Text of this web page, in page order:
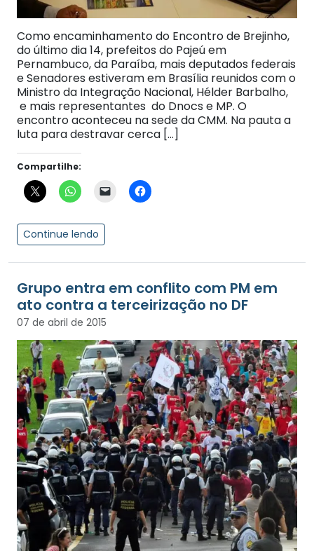
Como encaminhamento do Encontro de Brejinho,
do último dia 14, prefeitos do Pajeú em
Pernambuco, da Paraíba, mais deputados federais
e Senadores estiveram em Brasília reunidos com o
Ministro da Integração Nacional, Hélder Barbalho,
e mais representantes do Dnocs e MP. O
encontro aconteceu na sede da CMM. Na pauta a
luta para destravar cerca […]
Compartilhe:
Continue lendo
Grupo entra em conflito com PM em
ato contra a terceirização no DF
07 de abril de 2015